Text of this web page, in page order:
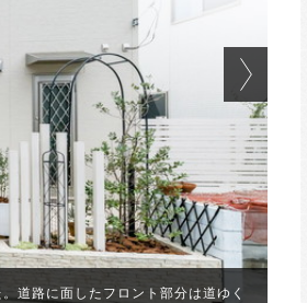
道路に面したフロント部分は道ゆく